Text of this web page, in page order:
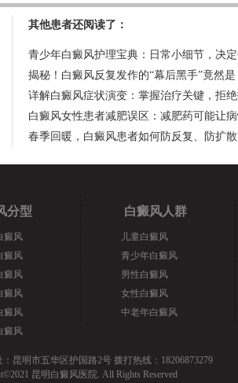
其他患者还阅读了：
青少年白癜风护理宝典：日常小细节，决
揭秘！白癜风反复发作的“幕后黑手”竟然是
详解白癜风症状演变：掌握治疗关键，拒
白癜风女性患者减肥误区：减肥药可能让
春季回暖，白癜风患者如何防反复、防扩散
分型
癜风
癜风
癜风
癜风
癜风
癜风
白癜风人群
儿童白癜风
青少年白癜风
男性白癜风
女性白癜风
中老年白癜风
：昆明市五华区护国路2号 拨打热线：18206873279
昆明白癜风医院. All Rights Reserved